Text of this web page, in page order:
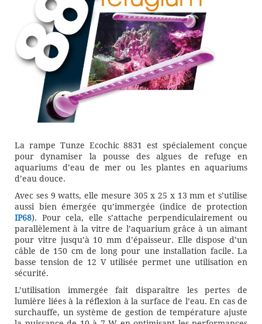
La rampe Tunze Ecochic 8831 est spécialement conçue
pour dynamiser la pousse des algues de refuge en
aquariums d’eau de mer ou les plantes en aquariums
d’eau douce.
Avec ses 9 watts, elle mesure 305 x 25 x 13 mm et s’utilise
aussi bien émergée qu’immergée (indice de protection
IP68). Pour cela, elle s’attache perpendiculairement ou
parallèlement à la vitre de l’aquarium grâce à un aimant
pour vitre jusqu’à 10 mm d’épaisseur. Elle dispose d’un
câble de 150 cm de long pour une installation facile. La
basse tension de 12 V utilisée permet une utilisation en
sécurité.
L’utilisation immergée fait disparaître les pertes de
lumière liées à la réflexion à la surface de l’eau. En cas de
surchauffe, un système de gestion de température ajuste